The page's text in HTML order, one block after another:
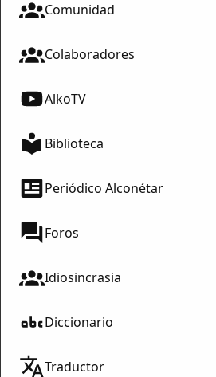
Comunidad
Colaboradores
AlkoTV
Biblioteca
Periódico Alconétar
Foros
Idiosincrasia
Diccionario
Traductor